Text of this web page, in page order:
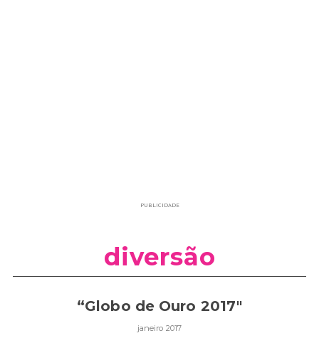
PUBLICIDADE
diversão
“Globo de Ouro 2017″
janeiro 2017